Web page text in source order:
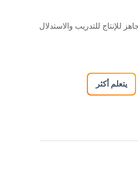
للإنتاج للتدريب والاستدلال
يتعلم أكثر